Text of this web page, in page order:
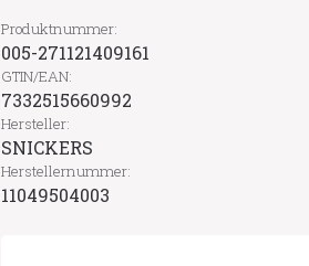
Produktnummer:
005-271121409161
GTIN/EAN:
7332515660992
Hersteller:
SNICKERS
Herstellernummer:
11049504003